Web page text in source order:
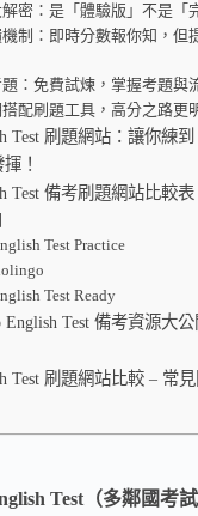
密：是「體驗版」不是「
制：即時分數報你知，但
：免費試煉，掌握考題與
配刷題工具，高分之路更
Test 刷題網站：讓你練
！
Test 備考刷題網站比較表
Test Practice
Test Ready
Test 備考資源大
Test 刷題網站比較 – 常
Test（多鄰國考